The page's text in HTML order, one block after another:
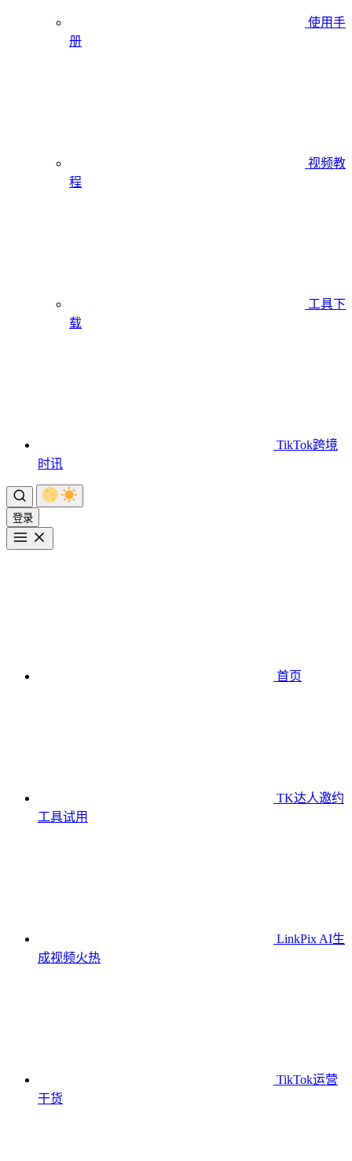
使用手
册
视频教
程
工具下
载
TikTok跨境
时讯
登录
首页
TK达人邀约
工具试用
LinkPix AI生
成视频火热
TikTok运营
干货